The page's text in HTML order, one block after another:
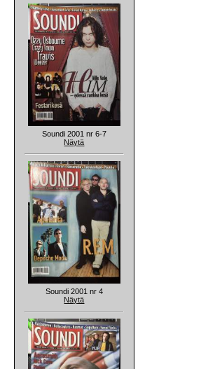
Soundi 2001 nr 6-7
Näytä
Soundi 2001 nr 4
Näytä